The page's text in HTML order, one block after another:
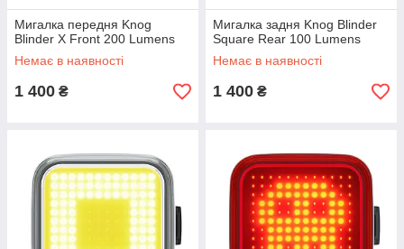
Мигалка передня Knog
Blinder X Front 200 Lumens
Немає в наявності
1 400 ₴
Мигалка задня Knog Blinder
Square Rear 100 Lumens
Немає в наявності
1 400 ₴